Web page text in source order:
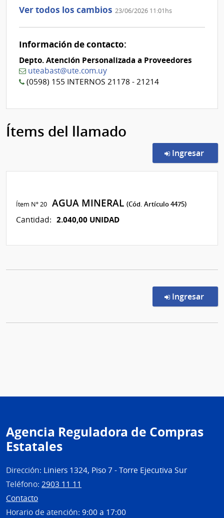
aclaración
0
Ver todos los cambios 23/06/2026 11:01hs
Información de contacto:
Depto. Atención Personalizada a Proveedores
uteabast@ute.com.uy
(0598) 155 INTERNOS 21178 - 21214
Ítems del llamado
Ingresar
Ítem Nº 20 AGUA MINERAL(Cód. Artículo 4475)
Cantidad: 2.040,00 UNIDAD
Ingresar
Agencia Reguladora de Compras
Estatales
Dirección: Liniers 1324, Piso 7 - Torre Ejecutiva Sur
Teléfono: 2903 11 11
Contacto
Horario de atención: 9:00 a 17:00